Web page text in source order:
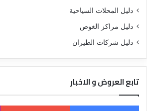
دليل المحلات السياحية
دليل مراكز الغوص
دليل شركات الطيران
تابع العروض و الاخبار